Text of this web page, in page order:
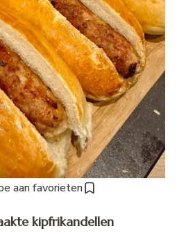
aan favorieten
kipfrikandellen